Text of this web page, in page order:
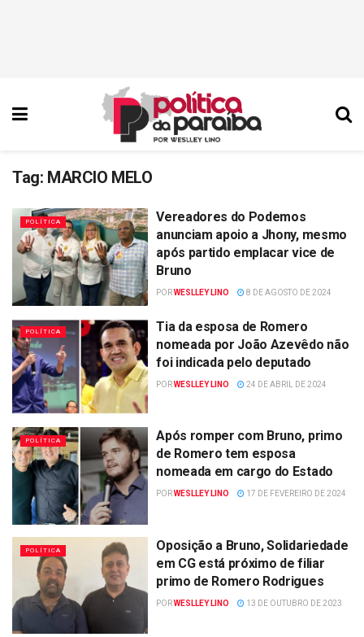
Tag: MARCIO MELO
POLÍTICA
Vereadores do Podemos
anunciam apoio a Jhony, mesmo
após partido emplacar vice de
Bruno
PORWESLLEY LINO 8 DE AGOSTO DE 2024
POLÍTICA
Tia da esposa de Romero
nomeada por João Azevêdo não
foi indicada pelo deputado
PORWESLLEY LINO 24 DE ABRIL DE 2024
POLÍTICA
Após romper com Bruno, primo
de Romero tem esposa
nomeada em cargo do Estado
PORWESLLEY LINO 17 DE FEVEREIRO DE 2024
POLÍTICA
Oposição a Bruno, Solidariedade
em CG está próximo de filiar
primo de Romero Rodrigues
PORWESLLEY LINO 13 DE OUTUBRO DE 2023